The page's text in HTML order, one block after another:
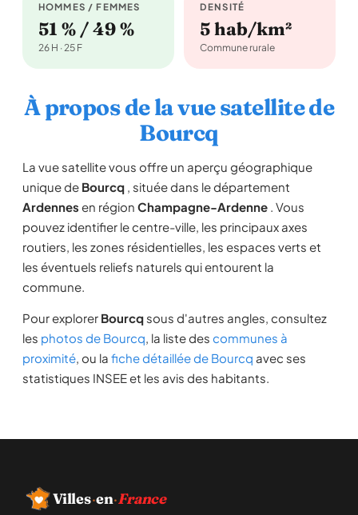
HOMMES / FEMMES
51 % / 49 %
26 H · 25 F
DENSITÉ
5 hab/km²
Commune rurale
À propos de la vue satellite de
Bourcq
La vue satellite vous offre un aperçu géographique
unique de Bourcq , située dans le département
Ardennes en région Champagne-Ardenne . Vous
pouvez identifier le centre-ville, les principaux axes
routiers, les zones résidentielles, les espaces verts et
les éventuels reliefs naturels qui entourent la
commune.
Pour explorer Bourcq sous d'autres angles, consultez
les photos de Bourcq, la liste des communes à
proximité, ou la fiche détaillée de Bourcq avec ses
statistiques INSEE et les avis des habitants.
Villes·en·France